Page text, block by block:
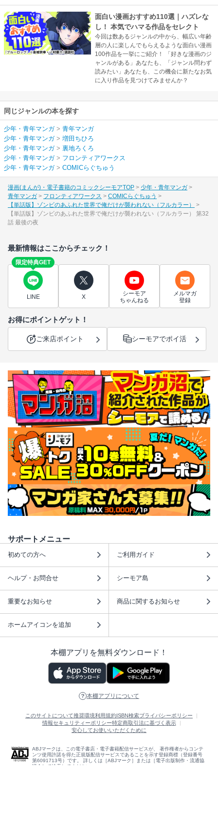
面白い漫画おすすめ110選｜ハズレな
し！ 本気でハマる作品をセレクト
今回は数あるジャンルの中から、幅広い年齢
層の人に楽しんでもらえるような面白い漫画
100作品を一挙にご紹介！ 「好きな漫画のジ
ャンルがある」あなたも、「ジャンル問わず
読みたい」あなたも、この機会に新たなお気
に入り作品を見つけてみませんか？
同じジャンルの本を探す
少年・青年マンガ> 青年マンガ
少年・青年マンガ> 増田ちひろ
少年・青年マンガ> 裏地ろくろ
少年・青年マンガ> フロンティアワークス
少年・青年マンガ> COMICらぐちゅう
漫画(まんが)・電子書籍のコミックシーモアTOP
少年・青年マンガ
青年マンガ
フロンティアワークス
COMICらぐちゅう
【単話版】ゾンビのあふれた世界で俺だけが襲われない（フルカラー）
【単話版】ゾンビのあふれた世界で俺だけが襲われない（フルカラー） 第32
話 最後の夜
最新情報はここからチェック！
限定特典GET
LINE X
シーモア
ちゃんねる
メルマガ
登録
お得にポイントゲット！
ご来店ポイント シーモアでポイ活
サポートメニュー
初めての方へ ご利用ガイド
ヘルプ・お問合せ シーモア島
重要なお知らせ 商品に関するお知らせ
ホームアイコンを追加
本棚アプリを無料ダウンロード！
本棚アプリについて
このサイトについて推奨環境利用規約ISBN検索プライバシーポリシー
情報セキュリティーポリシー特定商取引法に基づく表示
安心してお使いいただくために
ABJマークは、この電子書店・電子書籍配信サービスが、 著作権者からコンテ
ンツ使用許諾を得た正規版配信サービスであることを示す登録商標（登録番号
第6091713号）です。 詳しくは［ABJマーク］または［電子出版制作・流通協
議会］で検索してください。